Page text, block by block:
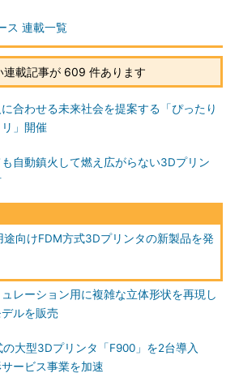
ス 連載一覧
連載記事が 609 件あります
合わせる未来社会を提案する「ぴったり
」開催
自動鎮火して燃え広がらない3Dプリン
途向けFDM方式3Dプリンタの新製品を発
レーション用に複雑な立体形状を再現し
ルを販売
の大型3Dプリンタ「F900」を2台導入
サービス事業を加速